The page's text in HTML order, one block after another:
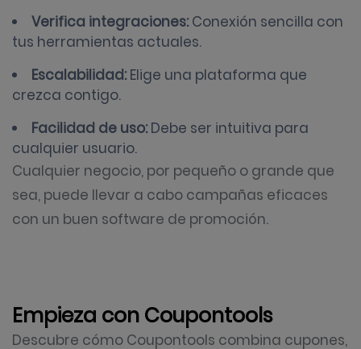
Verifica integraciones: Conexión sencilla con
tus herramientas actuales.
Escalabilidad: Elige una plataforma que
crezca contigo.
Facilidad de uso: Debe ser intuitiva para
cualquier usuario.
Cualquier negocio, por pequeño o grande que
sea, puede llevar a cabo campañas eficaces
con un buen software de promoción.
Empieza con Coupontools
Descubre cómo Coupontools combina cupones,